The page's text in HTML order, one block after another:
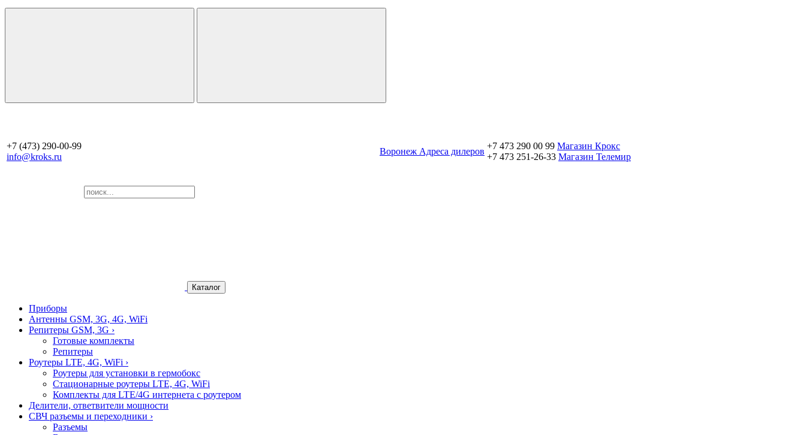
+7 (473) 290-00-99
info@kroks.ru
Воронеж Aдреса дилеров
+7 473 290 00 99 Магазин Крокс
+7 473 251-26-33 Магазин Телемир
Каталог
Приборы
Антенны GSM, 3G, 4G, WiFi
Репитеры GSM, 3G ›
Готовые комплекты
Репитеры
Роутеры LTE, 4G, WiFi ›
Роутеры для установки в гермобокс
Стационарные роутеры LTE, 4G, WiFi
Комплекты для LTE/4G интернета с роутером
Делители, ответвители мощности
СВЧ разъемы и переходники ›
Разъемы